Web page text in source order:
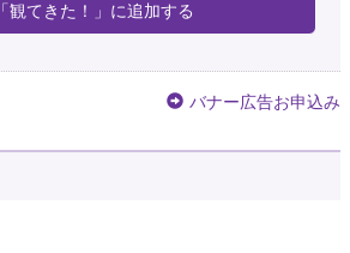
「観てきた！」に追加する
バナー広告お申込み